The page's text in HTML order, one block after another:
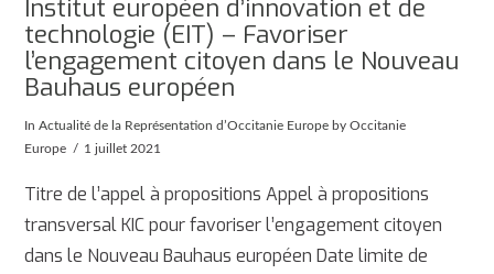
Institut européen d’innovation et de
technologie (EIT) – Favoriser
l’engagement citoyen dans le Nouveau
Bauhaus européen
InActualité de la Représentation d’Occitanie Europe by Occitanie
Europe
1 juillet 2021
Titre de l’appel à propositions Appel à propositions
transversal KIC pour favoriser l’engagement citoyen
dans le Nouveau Bauhaus européen Date limite de